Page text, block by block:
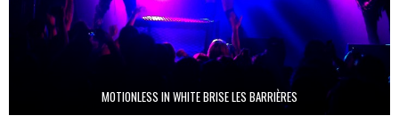
MOTIONLESS IN WHITE BRISE LES BARRIÈRES